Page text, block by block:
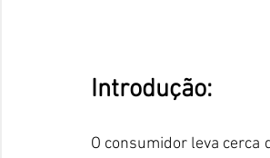
Introdução:
O consumidor leva